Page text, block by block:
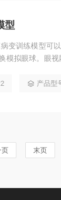
型
变训练模型可
模拟眼球。眼
轻度糖尿病视
产品型
页 末页